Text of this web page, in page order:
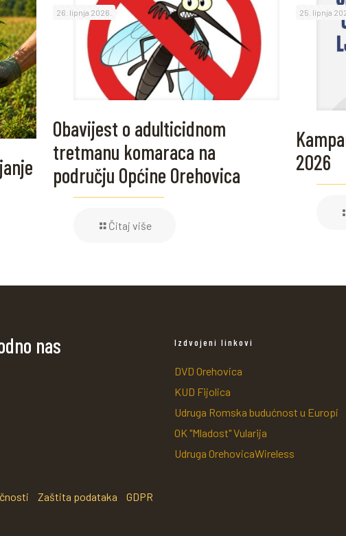
26. lipnja 2026.
Obavijest o adulticidnom
tretmanu komaraca na
području Općine Orehovica
Čitaj više
25. lipnja
2026
nas
Zaštita podataka GDPR
Izdvojeni linkovi
DVD Orehovica
KUD Fijolica
Udruga Romska budućnost u Europi
OK "Mladost" Vularija
Udruga OrehovicaWireless